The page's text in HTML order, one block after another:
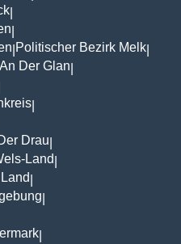
Politischer Bezirk Melk
Der Glan
Drau
Land